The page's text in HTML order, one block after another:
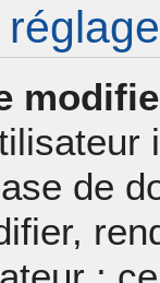
de